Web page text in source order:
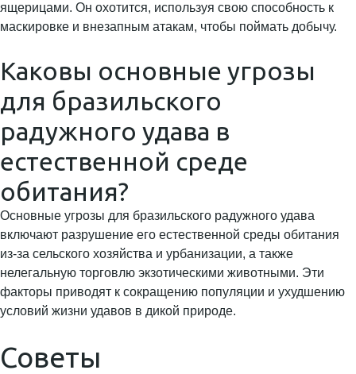
ящерицами. Он охотится, используя свою способность к
маскировке и внезапным атакам, чтобы поймать добычу.
Каковы основные угрозы
для бразильского
радужного удава в
естественной среде
обитания?
Основные угрозы для бразильского радужного удава
включают разрушение его естественной среды обитания
из-за сельского хозяйства и урбанизации, а также
нелегальную торговлю экзотическими животными. Эти
факторы приводят к сокращению популяции и ухудшению
условий жизни удавов в дикой природе.
Советы